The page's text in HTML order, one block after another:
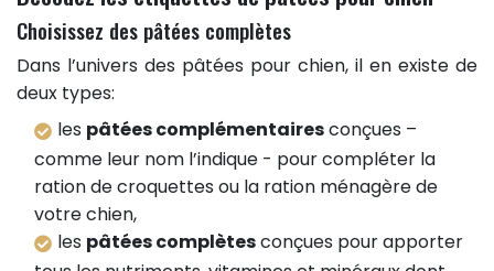
Choisissez des pâtées complètes
Dans l’univers des pâtées pour chien, il en existe de
deux types:
les pâtées complémentairesconçues –
comme leur nom l’indique - pour compléter la
ration de croquettes ou la ration ménagère de
votre chien,
les pâtées complètesconçues pour apporter